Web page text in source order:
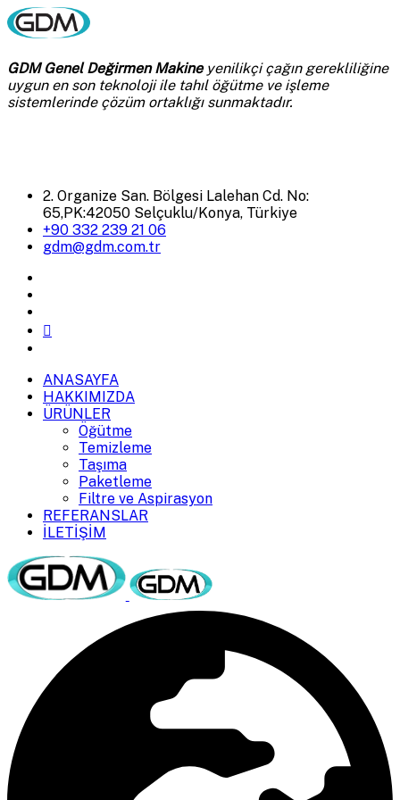
GDM Genel Değirmen Makineyenilikçi çağın gerekliliğine
uygun en son teknoloji ile tahıl öğütme ve işleme
sistemlerinde çözüm ortaklığı sunmaktadır.
2. Organize San. Bölgesi Lalehan Cd. No:
65,PK:42050 Selçuklu/Konya, Türkiye
+90 332 239 21 06
gdm@gdm.com.tr
ANASAYFA
HAKKIMIZDA
ÜRÜNLER
Öğütme
Temizleme
Taşıma
Paketleme
Filtre ve Aspirasyon
REFERANSLAR
İLETİŞİM